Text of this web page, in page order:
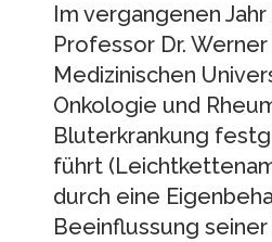
Im vergangenen
Professor Dr.
Medizinischen
Onkologie und
Bluterkrankung
führt
durch eine
Beeinflussung